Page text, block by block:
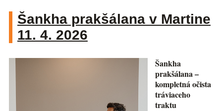
Šankha prakšálana v Martine
11. 4. 2026
Šankha
prakšálana –
kompletná očista
tráviaceho
traktu